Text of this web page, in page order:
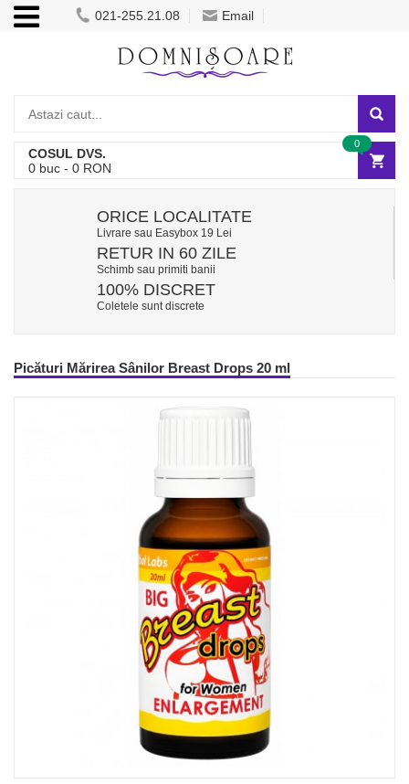
021-255.21.08 Email
COSUL DVS.
0 buc - 0 RON
0
ORICE LOCALITATE
Livrare sau Easybox 19 Lei
RETUR IN 60 ZILE
Schimb sau primiti banii
100% DISCRET
Coletele sunt discrete
Picături Mărirea Sânilor Breast Drops 20 ml